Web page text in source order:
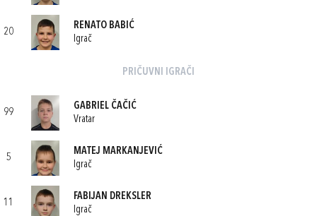
20
RENATO BABIĆ
Igrač
PRIČUVNI IGRAČI
99
GABRIEL ČAČIĆ
Vratar
5
MATEJ MARKANJEVIĆ
Igrač
11
FABIJAN DREKSLER
Igrač